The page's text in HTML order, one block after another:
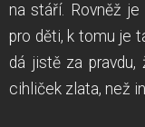
na stáří. Rovněž
pro děti, k tomu je
dá jistě za
cihliček zlata, než